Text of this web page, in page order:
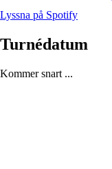
Lyssna på Spotify
Turnédatum
Kommer snart ...